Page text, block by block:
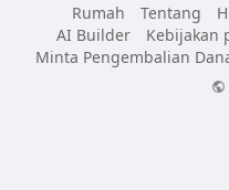
Rumah
Tentang
AI Builder
Kebijakan
Minta Pengembalian